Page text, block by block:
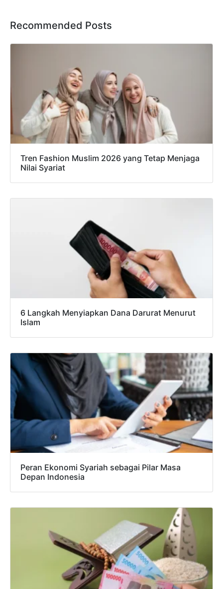
Recommended Posts
Tren Fashion Muslim 2026 yang Tetap Menjaga
Nilai Syariat
6 Langkah Menyiapkan Dana Darurat Menurut
Islam
Peran Ekonomi Syariah sebagai Pilar Masa
Depan Indonesia